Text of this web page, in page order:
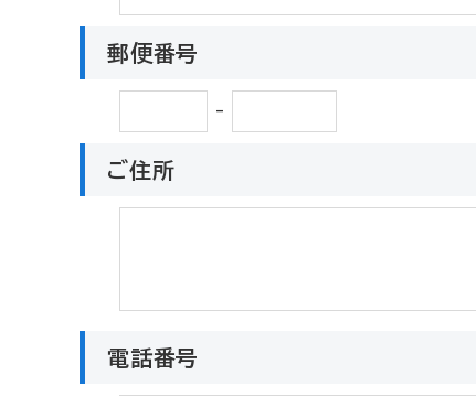
郵便番号
-
ご住所
電話番号